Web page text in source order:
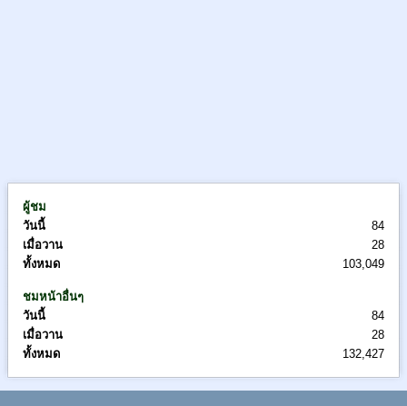
ผู้ชม
วันนี้
84
เมื่อวาน
28
ทั้งหมด
103,049
ชมหน้าอื่นๆ
วันนี้
84
เมื่อวาน
28
ทั้งหมด
132,427